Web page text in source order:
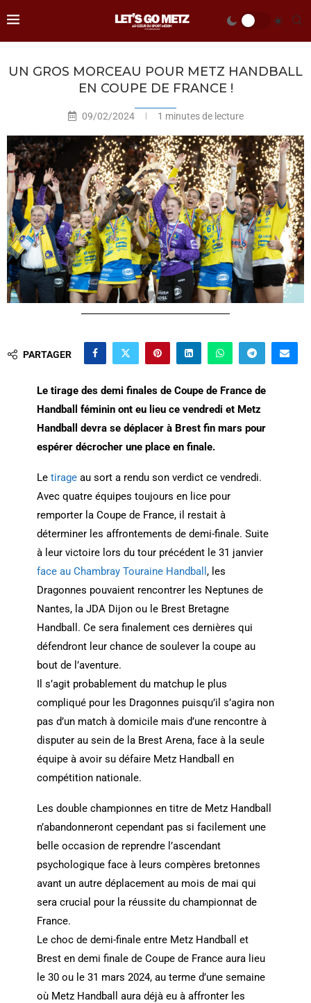
UN GROS MORCEAU POUR METZ HANDBALL
EN COUPE DE FRANCE !
09/02/2024 1 minutes de lecture
PARTAGER
Le tirage des demi finales de Coupe de France de
Handball féminin ont eu lieu ce vendredi et Metz
Handball devra se déplacer à Brest fin mars pour
espérer décrocher une place en finale.
Le tirage au sort a rendu son verdict ce vendredi.
Avec quatre équipes toujours en lice pour
remporter la Coupe de France, il restait à
déterminer les affrontements de demi-finale. Suite
à leur victoire lors du tour précédent le 31 janvier
face au Chambray Touraine Handball , les
Dragonnes pouvaient rencontrer les Neptunes de
Nantes, la JDA Dijon ou le Brest Bretagne
Handball. Ce sera finalement ces dernières qui
défendront leur chance de soulever la coupe au
bout de l’aventure.
Il s’agit probablement du matchup le plus
compliqué pour les Dragonnes puisqu’il s’agira non
pas d’un match à domicile mais d’une rencontre à
disputer au sein de la Brest Arena, face à la seule
équipe à avoir su défaire Metz Handball en
compétition nationale.
Les double championnes en titre de Metz Handball
n’abandonneront cependant pas si facilement une
belle occasion de reprendre l’ascendant
psychologique face à leurs compères bretonnes
avant un autre déplacement au mois de mai qui
sera crucial pour la réussite du championnat de
France.
Le choc de demi-finale entre Metz Handball et
Brest en demi finale de Coupe de France aura lieu
le 30 ou le 31 mars 2024, au terme d’une semaine
où Metz Handball aura déjà eu à affronter les